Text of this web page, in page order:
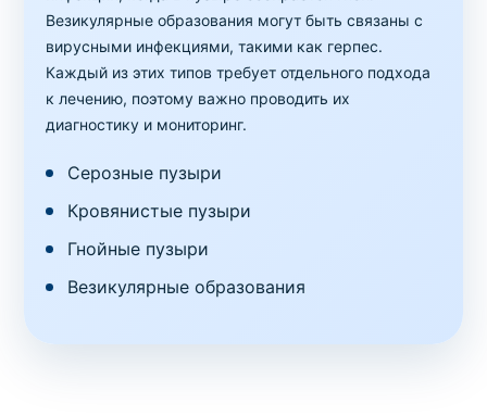
Везикулярные образования могут быть связаны с
вирусными инфекциями, такими как герпес.
Каждый из этих типов требует отдельного подхода
к лечению, поэтому важно проводить их
диагностику и мониторинг.
Серозные пузыри
Кровянистые пузыри
Гнойные пузыри
Везикулярные образования